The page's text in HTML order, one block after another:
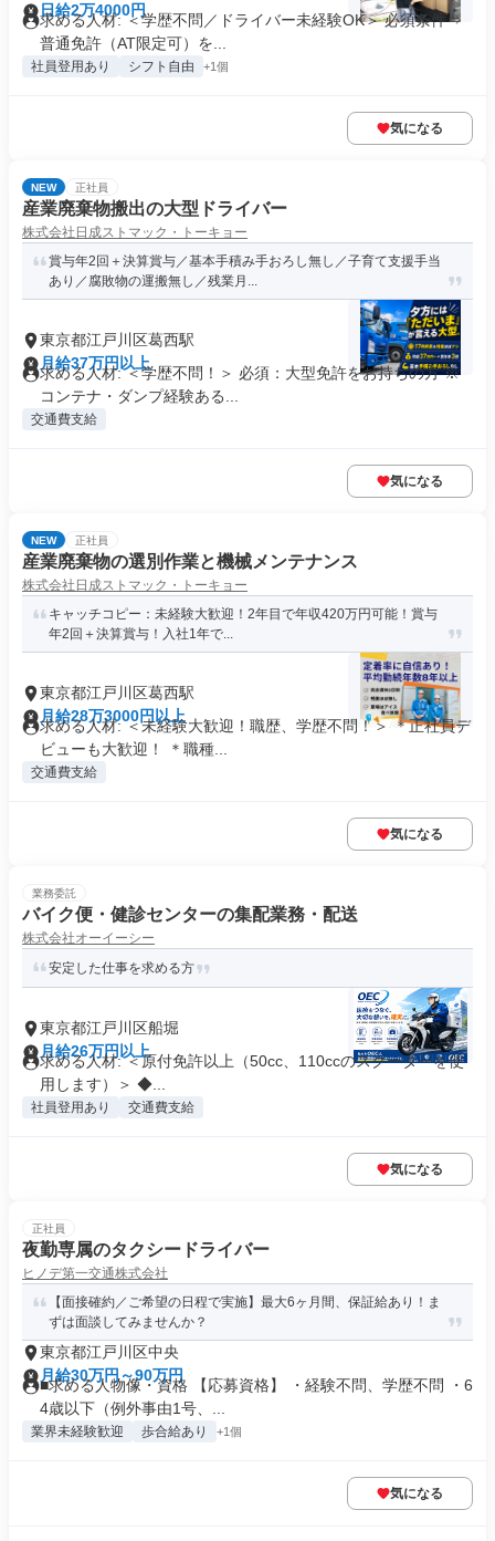
日給2万4000円
求める人材: ＜学歴不問／ドライバー未経験OK＞ 必須条件⇒
普通免許（AT限定可）を...
社員登用あり シフト自由 +1個
気になる
NEW 正社員
産業廃棄物搬出の大型ドライバー
株式会社日成ストマック・トーキョー
賞与年2回＋決算賞与／基本手積み手おろし無し／子育て支援手当
あり／腐敗物の運搬無し／残業月...
東京都江戸川区葛西駅
月給37万円以上
求める人材: ＜学歴不問！＞ 必須：大型免許をお持ちの方 ※
コンテナ・ダンプ経験ある...
交通費支給
気になる
NEW 正社員
産業廃棄物の選別作業と機械メンテナンス
株式会社日成ストマック・トーキョー
キャッチコピー：未経験大歓迎！2年目で年収420万円可能！賞与
年2回＋決算賞与！入社1年で...
東京都江戸川区葛西駅
月給28万3000円以上
求める人材: ＜未経験大歓迎！職歴、学歴不問！＞ ＊正社員デ
ビューも大歓迎！ ＊職種...
交通費支給
気になる
業務委託
バイク便・健診センターの集配業務・配送
株式会社オーイーシー
安定した仕事を求める方
東京都江戸川区船堀
月給26万円以上
求める人材: ＜原付免許以上（50cc、110ccのスクーターを使
用します）＞ ◆...
社員登用あり 交通費支給
気になる
正社員
夜勤専属のタクシードライバー
ヒノデ第一交通株式会社
【面接確約／ご希望の日程で実施】最大6ヶ月間、保証給あり！ま
ずは面談してみませんか？
東京都江戸川区中央
月給30万円～90万円
■求める人物像・資格 【応募資格】 ・経験不問、学歴不問 ・6
4歳以下（例外事由1号、...
業界未経験歓迎 歩合給あり +1個
気になる